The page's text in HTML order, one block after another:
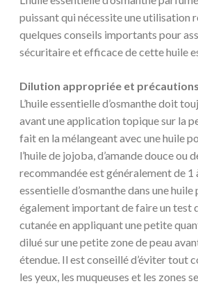
puissant qui nécessite une utilisation
quelques conseils importants pour
sécuritaire et efficace de cette huile
Dilution appropriée et
L’huile essentielle d’osmanthe doit
avant une application topique sur la
fait en la mélangeant avec une huile
l’huile de jojoba, d’amande douce ou
recommandée est généralement de 1
essentielle d’osmanthe dans une
également important de faire un test
cutanée en appliquant une petite
dilué sur une petite zone de peau
étendue. Il est conseillé d’éviter tout
les yeux, les muqueuses et les zones